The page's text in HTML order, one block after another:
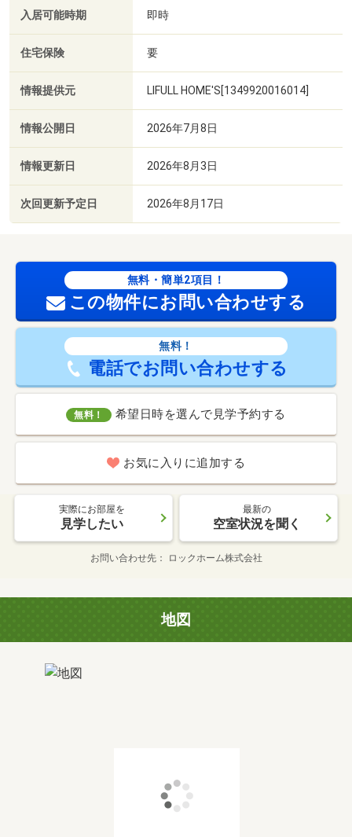
入居可能時期 即時
住宅保険 要
情報提供元 LIFULL HOME'S[1349920016014]
情報公開日 2026年7月8日
情報更新日 2026年8月3日
次回更新予定日 2026年8月17日
無料・簡単2項目！
この物件にお問い合わせする
無料！
電話でお問い合わせする
無料！ 希望日時を選んで見学予約する
お気に入りに追加する
実際にお部屋を
見学したい
最新の
空室状況を聞く
お問い合わせ先 ロックホーム株式会社
地図